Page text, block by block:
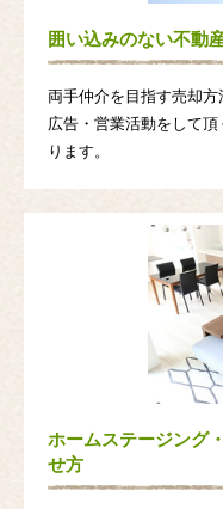
囲い込みのない不動
両手仲介を目指す売却
広告・営業活動をして
ります。
ホームステージング
せ方